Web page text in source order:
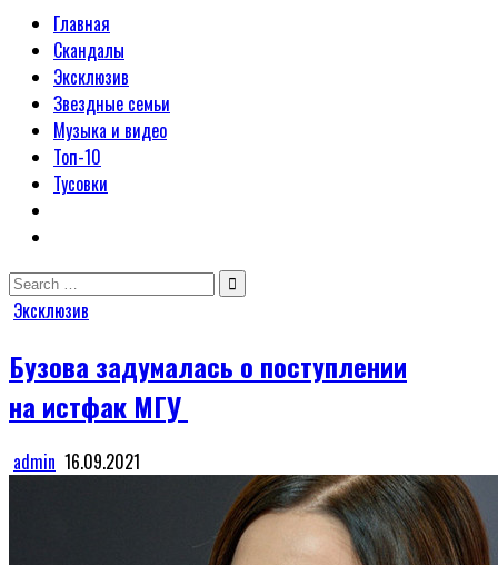
Главная
Скандалы
Эксклюзив
Звездные семьи
Музыка и видео
Топ-10
Тусовки
Search
for:
Posted
Эксклюзив
Бузова задумалась о поступлении
на истфак МГУ
admin 16.09.2021